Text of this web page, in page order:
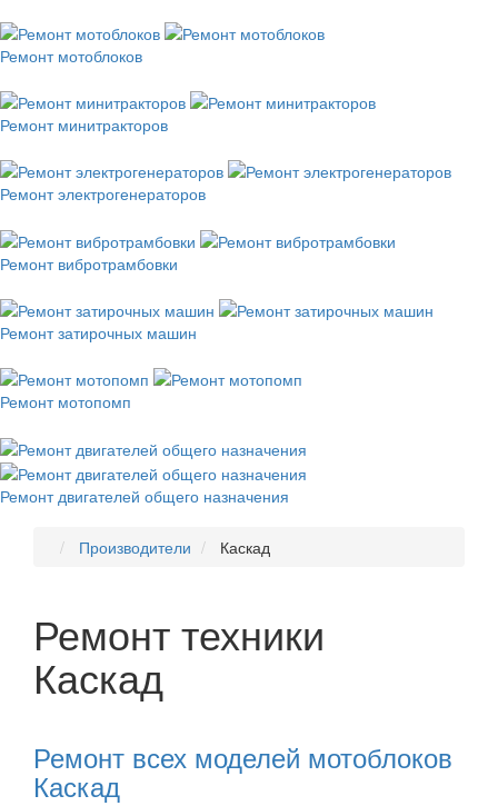
Ремонт мотоблоков
Ремонт минитракторов
Ремонт электрогенераторов
Ремонт вибротрамбовки
Ремонт затирочных машин
Ремонт мотопомп
Ремонт двигателей общего назначения
Производители Каскад
Ремонт техники
Каскад
Рекомендуем
товары
Ремонт всех моделей мотоблоков
Каскад